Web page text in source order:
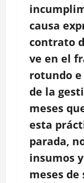
causa
contrato
ve en el
rotundo
de la
meses
esta
parada,
insumos
meses de